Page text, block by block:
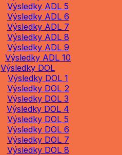
Výsledky ADL 5
Výsledky ADL 6
Výsledky ADL 7
Výsledky ADL 8
Výsledky ADL 9
Výsledky ADL 10
Výsledky DOL
Výsledky DOL 1
Výsledky DOL 2
Výsledky DOL 3
Výsledky DOL 4
Výsledky DOL 5
Výsledky DOL 6
Výsledky DOL 7
Výsledky DOL 8